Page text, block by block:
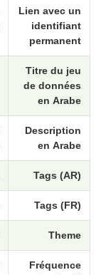
Lien avec un
identifiant
permanent
Titre du jeu
de données
en Arabe
Description
en Arabe
Tags (AR)
Tags (FR)
Theme
Fréquence